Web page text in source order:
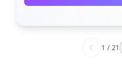
1 / 21